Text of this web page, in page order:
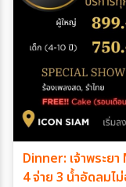
Dinner: เจ้าพระยา
4 จ่าย 3 น้ำอัดลมไ